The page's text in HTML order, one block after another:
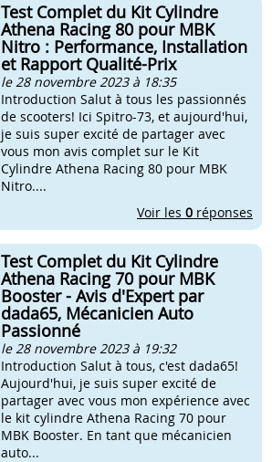
Test Complet du Kit Cylindre
Athena Racing 80 pour MBK
Nitro : Performance, Installation
et Rapport Qualité-Prix
le 28 novembre 2023 à 18:35
Introduction Salut à tous les passionnés
de scooters! Ici Spitro-73, et aujourd'hui,
je suis super excité de partager avec
vous mon avis complet sur le Kit
Cylindre Athena Racing 80 pour MBK
Nitro....
Voir les 0 réponses
Test Complet du Kit Cylindre
Athena Racing 70 pour MBK
Booster - Avis d'Expert par
dada65, Mécanicien Auto
Passionné
le 28 novembre 2023 à 19:32
Introduction Salut à tous, c'est dada65!
Aujourd'hui, je suis super excité de
partager avec vous mon expérience avec
le kit cylindre Athena Racing 70 pour
MBK Booster. En tant que mécanicien
auto...